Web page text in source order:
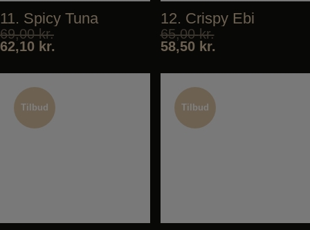
11. Spicy Tuna
69,00kr.
62,10 kr.
12. Crispy Ebi
65,00kr.
58,50 kr.
Tilbud
Tilbud
Tilbud
Tilbud